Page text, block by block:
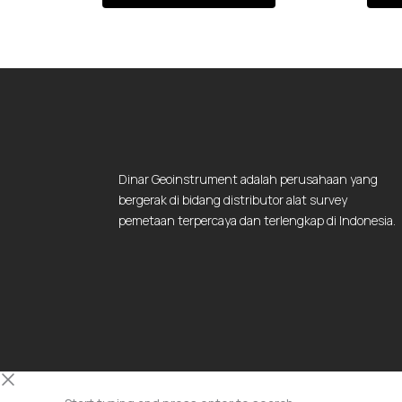
Dinar Geoinstrument adalah perusahaan yang
bergerak di bidang distributor alat survey
pemetaan terpercaya dan terlengkap di Indonesia.